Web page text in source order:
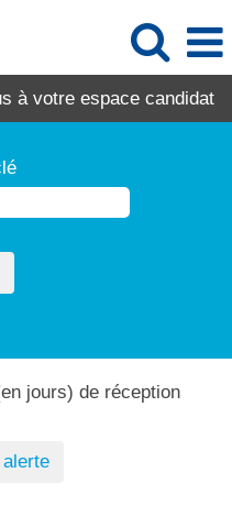
à votre espace candidat
jours) de réception